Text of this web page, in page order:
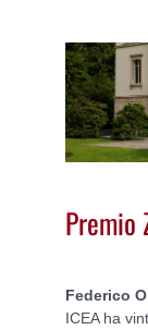
Premio
Federico
ICEA ha